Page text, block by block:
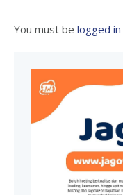
You must be logged in